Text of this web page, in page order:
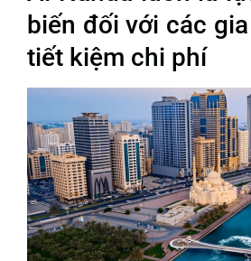
biến đối với các
tiết kiệm chi phí